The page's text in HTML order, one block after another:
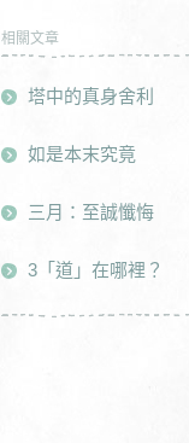
相關文章
塔中的真身舍利
如是本末究竟
三月：至誠懺悔
3「道」在哪裡？